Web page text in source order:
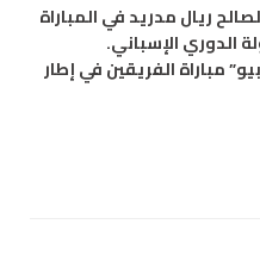
ريال مدريد في المباراة
الدوري الإسباني.
مباراة الفريقين في إطار